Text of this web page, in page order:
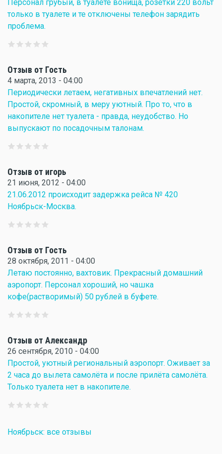
Персонал грубый, в туалете вонища, розетки 220 вольт
только в туалете и те отключены телефон зарядить
проблема.
Отзыв от Гость
4 марта, 2013 - 04:00
Периодически летаем, негативных впечатлений нет.
Простой, скромный, в меру уютный. Про то, что в
накопителе нет туалета - правда, неудобство. Но
выпускают по посадочным талонам.
Отзыв от игорь
21 июня, 2012 - 04:00
21.06.2012 происходит задержка рейса № 420
Ноябрьск-Москва.
Отзыв от Гость
28 октября, 2011 - 04:00
Летаю постоянно, вахтовик. Прекрасный домашний
аэропорт. Персонал хороший, но чашка
кофе(растворимый) 50 рублей в буфете.
Отзыв от Александр
26 сентября, 2010 - 04:00
Простой, уютный региональный аэропорт. Оживает за
2 часа до вылета самолёта и после прилёта самолёта.
Только туалета нет в накопителе.
Ноябрьск: все отзывы